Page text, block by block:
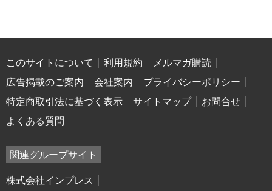
このサイトについて 利用規約
メルマガ購読
広告掲載のご案内
会社案内
プライバシーポリシー
特定商取引法に基づく表示
サイトマップ
お問合せ
よくある質問
関連グループサイト
株式会社インプレス